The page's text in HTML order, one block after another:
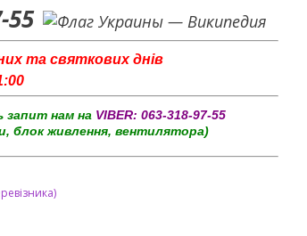
55
та святкових днів
запит нам на VIBER: 063-318-97-55
блок живлення, вентилятора)